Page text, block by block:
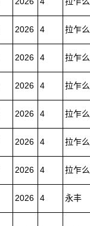
2026 4 拉乍么
2026 4 拉乍么
2026 4 拉乍么
2026 4 拉乍么
2026 4 拉乍么
2026 4 拉乍么
2026 4 永丰